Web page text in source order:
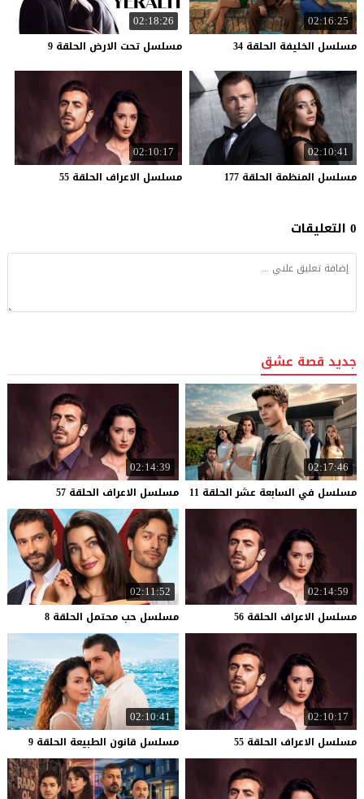
02:16:25
مسلسل الخليفة الحلقة 34
02:18:26
مسلسل تحت الارض الحلقة 9
02:10:41
مسلسل المنظمة الحلقة 177
02:10:17
مسلسل الاعراف الحلقة 55
0 التعليقات
جديد قصة عشق
02:17:46
مسلسل في السابعة عشر الحلقة 11
02:14:39
مسلسل الاعراف الحلقة 57
02:14:59
مسلسل الاعراف الحلقة 56
02:11:52
مسلسل حب محتمل الحلقة 8
02:10:17
مسلسل الاعراف الحلقة 55
02:10:41
مسلسل قانون الطبيعة الحلقة 9